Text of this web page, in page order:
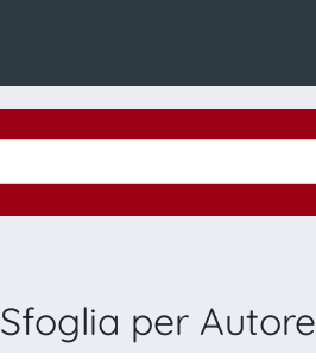
Sfoglia per Autore